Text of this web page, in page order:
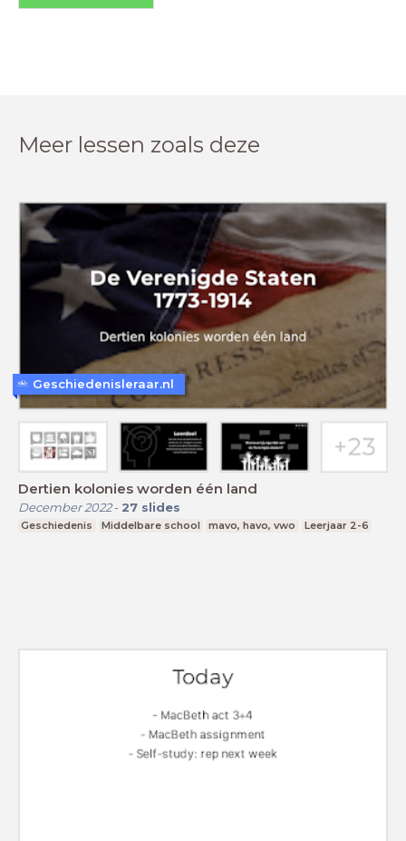
Meer lessen zoals deze
Dertien kolonies worden één land
December 2022- 27 slides
Geschiedenis Middelbare school mavo, havo, vwo Leerjaar 2-6
Geschiedenisleraar.nl